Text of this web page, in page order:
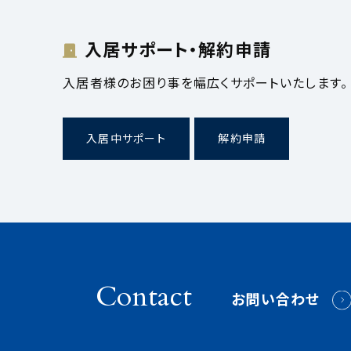
入居サポート・解約申請
入居者様のお困り事を幅広くサポートいたします。
入居中サポート 解約申請
Contact お問い合わせ